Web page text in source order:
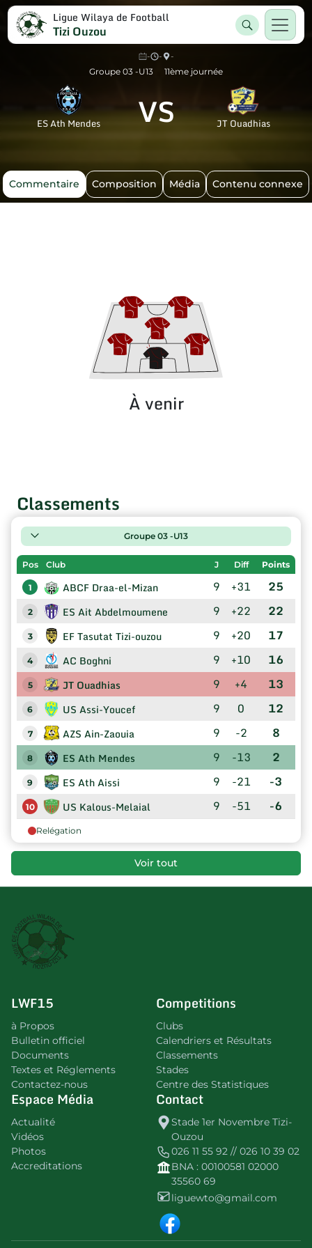
Ligue Wilaya de Football
Tizi Ouzou
- -
-
Groupe 03 -U13
11ème journée
ES Ath Mendes VS JT Ouadhias
Commentaire Composition Média Contenu connexe
À venir
Classements
Groupe 03 -U13
Pos Club J Diff Points
1 ABCF Draa-el-Mizan 9 +31 25
2 ES Ait Abdelmoumene 9 +22 22
3 EF Tasutat Tizi-ouzou 9 +20 17
4 AC Boghni 9 +10 16
5 JT Ouadhias 9 +4 13
6 US Assi-Youcef 9 0 12
7 AZS Ain-Zaouia 9 -2 8
8 ES Ath Mendes 9 -13 2
9 ES Ath Aissi 9 -21 -3
10 US Kalous-Melaial 9 -51 -6
Relégation
Voir tout
LWF15
à Propos
Bulletin officiel
Documents
Textes et Réglements
Contactez-nous
Competitions
Clubs
Calendriers et Résultats
Classements
Stades
Centre des Statistiques
Espace Média
Actualité
Vidéos
Photos
Accreditations
Contact
Stade 1er Novembre Tizi-
Ouzou
026 11 55 92 // 026 10 39 02
BNA : 00100581 02000
35560 69
liguewto@gmail.com